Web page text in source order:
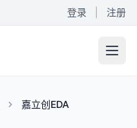
登录 注册
嘉立创EDA